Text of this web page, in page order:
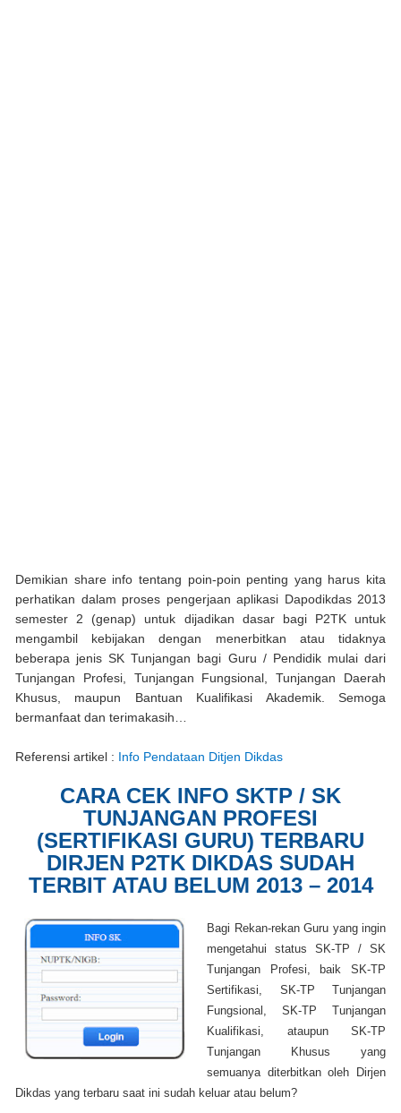
Demikian share info tentang poin-poin penting yang harus kita
perhatikan dalam proses pengerjaan aplikasi Dapodikdas 2013
semester 2 (genap) untuk dijadikan dasar bagi P2TK untuk
mengambil kebijakan dengan menerbitkan atau tidaknya
beberapa jenis SK Tunjangan bagi Guru / Pendidik mulai dari
Tunjangan Profesi, Tunjangan Fungsional, Tunjangan Daerah
Khusus, maupun Bantuan Kualifikasi Akademik. Semoga
bermanfaat dan terimakasih…
Referensi artikel : Info Pendataan Ditjen Dikdas
CARA CEK INFO SKTP / SK
TUNJANGAN PROFESI
(SERTIFIKASI GURU) TERBARU
DIRJEN P2TK DIKDAS SUDAH
TERBIT ATAU BELUM 2013 – 2014
Bagi Rekan-rekan Guru yang ingin
mengetahui status SK-TP / SK
Tunjangan Profesi, baik SK-TP
Sertifikasi, SK-TP Tunjangan
Fungsional, SK-TP Tunjangan
Kualifikasi, ataupun SK-TP
Tunjangan Khusus yang
semuanya diterbitkan oleh Dirjen
Dikdas yang terbaru saat ini sudah keluar atau belum?